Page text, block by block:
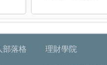
部落格 理財學院